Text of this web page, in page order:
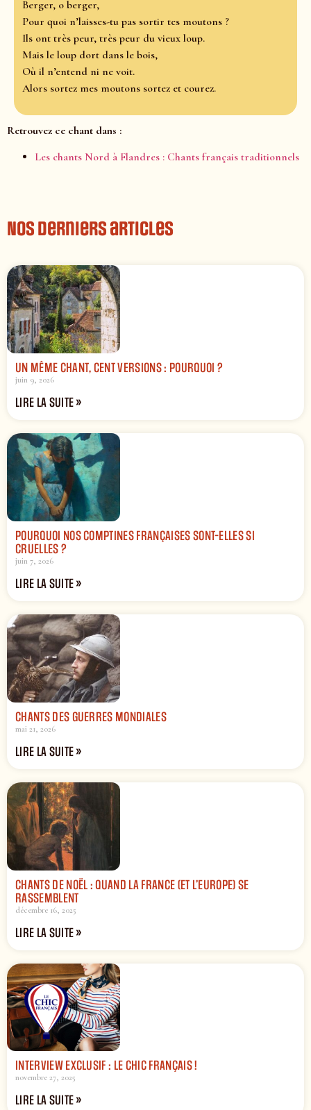
Berger, o berger,
Pour quoi n’laisses-tu pas sortir tes moutons ?
Ils ont très peur, très peur du vieux loup.
Mais le loup dort dans le bois,
Où il n’entend ni ne voit.
Alors sortez mes moutons sortez et courez.
Retrouvez ce chant dans :
Les chants Nord à Flandres : Chants français traditionnels
Nos derniers articles
UN MÊME CHANT, CENT VERSIONS : POURQUOI ?
juin 9, 2026
LIRE LA SUITE »
POURQUOI NOS COMPTINES FRANÇAISES SONT-ELLES SI
CRUELLES ?
juin 7, 2026
LIRE LA SUITE »
CHANTS DES GUERRES MONDIALES
mai 21, 2026
LIRE LA SUITE »
CHANTS DE NOËL : QUAND LA FRANCE (ET L’EUROPE) SE
RASSEMBLENT
décembre 16, 2025
LIRE LA SUITE »
INTERVIEW EXCLUSIF : LE CHIC FRANÇAIS !
novembre 27, 2025
LIRE LA SUITE »